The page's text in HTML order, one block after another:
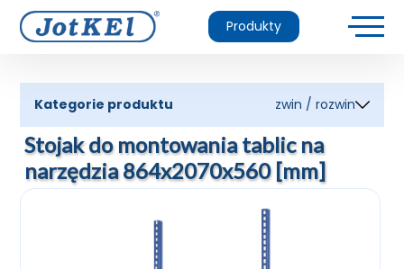
Produkty
Kategorie produktu zwin / rozwin
Stojak do montowania tablic na
narzędzia 864x2070x560 [mm]